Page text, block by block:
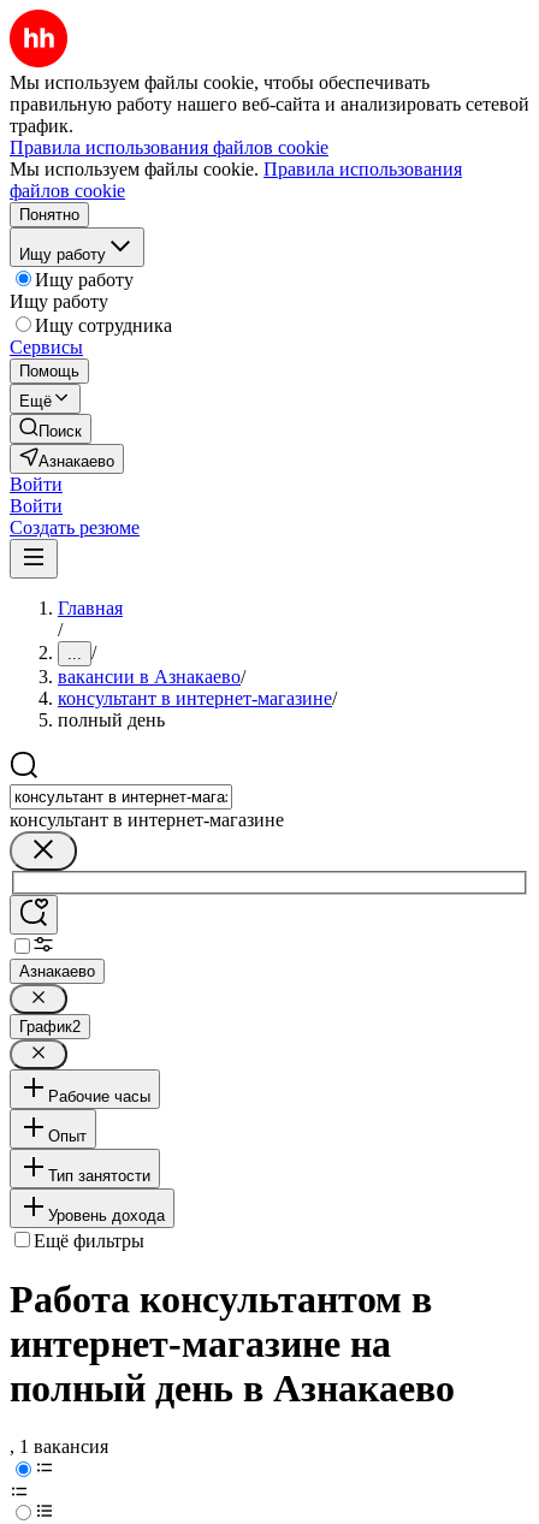
Мы используем файлы cookie, чтобы обеспечивать
правильную работу нашего веб-сайта и анализировать сетевой
трафик.
Правила использования файлов cookie
Мы используем файлы cookie. Правила использования
файлов cookie
Понятно
Ищу работу
Ищу работу
Ищу работу
Ищу сотрудника
Сервисы
Помощь
Ещё
Поиск
Азнакаево
Войти
Войти
Создать резюме
Главная
/
... /
вакансии в Азнакаево/
консультaнт в интернет-мaгазине/
полный день
консультант в интернет-магазине
Азнакаево
График2
Рабочие часы
Опыт
Тип занятости
Уровень дохода
Ещё фильтры
Работа консультантом в
интернет-магазине на
полный день в Азнакаево
, 1 вакансия